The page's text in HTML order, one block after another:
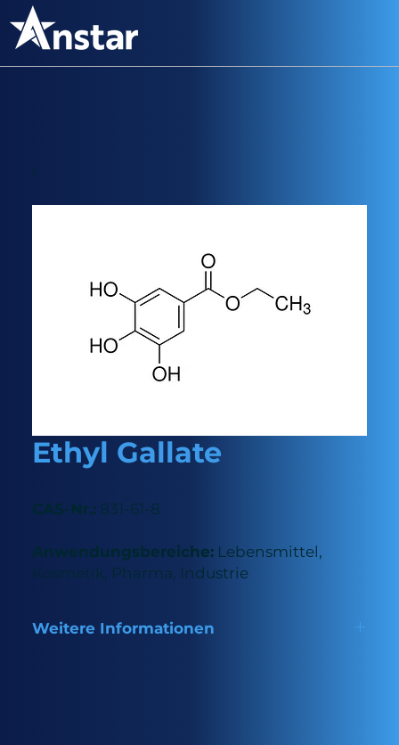
Ethyl Gallate
CAS-Nr.: 831-61-8
Anwendungsbereiche: Lebensmittel,
Kosmetik, Pharma, Industrie
Weitere Informationen